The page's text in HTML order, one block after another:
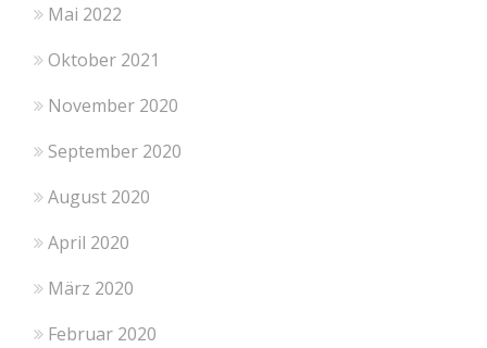
Mai 2022
Oktober 2021
November 2020
September 2020
August 2020
April 2020
März 2020
Februar 2020